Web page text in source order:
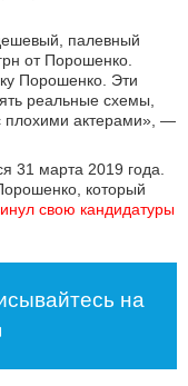
палевный
от Порошенко.
Порошенко. Эти
реальные схемы,
плохими актерами», —
31 марта 2019 года.
который
свою кандидатуры
на